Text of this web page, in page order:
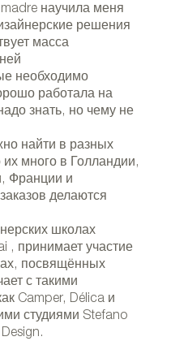
научила меня
решения
масса
необходимо
работала на
знать, но чему не
найти в разных
много в Голландии,
Франции и
делаются
школах
, принимает участие
посвящённых
с такими
Camper, Délica и
студиями Stefano